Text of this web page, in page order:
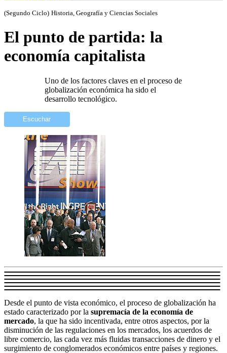
(Segundo Ciclo) Historia, Geografía y Ciencias Sociales
El punto de partida: la
economía capitalista
Uno de los factores claves en el proceso de
globalización económica ha sido el
desarrollo tecnológico.
Escuchar
Desde el punto de vista económico, el proceso de globalización ha
estado caracterizado por la supremacía de la economía de
mercado, la que ha sido incentivada, entre otros aspectos, por la
disminución de las regulaciones en los mercados, los acuerdos de
libre comercio, las cada vez más fluidas transacciones de dinero y el
surgimiento de conglomerados económicos entre países y regiones.